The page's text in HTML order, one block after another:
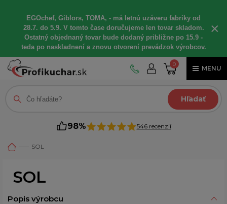
EGOchef, Giblors, TOMA, - má letnú uzáveru fabriky od
28.7. do 5.9. V tomto čase doručujeme len tovar skladom.
Ostatný objednaný tovar bude dodaný približne po 15.9 -
teda po naskladnení a znovu otvorení prevádzok výrobcov.
×
0
MENU
Hľadať
98% 546 recenzií
SOL
SOL
Popis výrobcu